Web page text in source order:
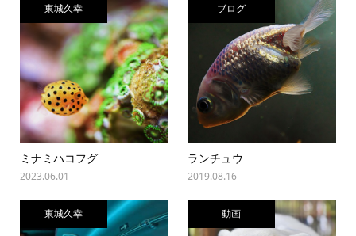
東城久幸
ミナミハコフグ
2023.06.01
ブログ
ランチュウ
2019.08.16
東城久幸 動画